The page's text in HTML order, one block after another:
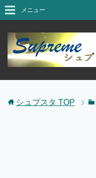
メニュー
シュプスタ TOP